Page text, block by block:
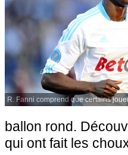
R. Fanni comprend que certains
ballon rond.
qui ont fait les